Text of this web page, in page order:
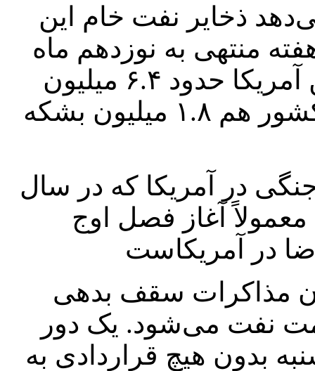
ذخایر نفت خام این
در هفته منتهی به نوزدهم ماه
مه کاهش یافته است. ذخایر بنزین آمریکا حدود ۶.۴ میلیون
بشکه و ذخایر میعانات گازی این کشور هم ۱.۸ میلیون بشکه
در آمریکا که در سال
مه است، معمولاً آغاز فصل اوج
مذاکرات سقف بدهی
نفت می‌شود. یک دور
بدون هیچ قراردادی به